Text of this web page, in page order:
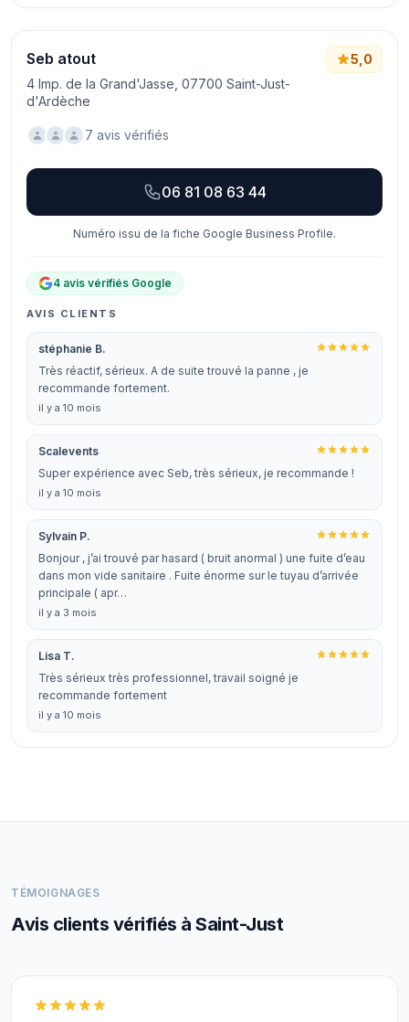
Seb atout
4 Imp. de la Grand'Jasse, 07700 Saint-Just-
d'Ardèche
5,0
7 avis vérifiés
06 81 08 63 44
Numéro issu de la fiche Google Business Profile.
4 avis vérifiés Google
AVIS CLIENTS
stéphanie B.
Très réactif, sérieux. A de suite trouvé la panne , je
recommande fortement.
il y a 10 mois
Scalevents
Super expérience avec Seb, très sérieux, je recommande !
il y a 10 mois
Sylvain P.
Bonjour , j’ai trouvé par hasard ( bruit anormal ) une fuite d’eau
dans mon vide sanitaire . Fuite énorme sur le tuyau d’arrivée
principale ( apr…
il y a 3 mois
Lisa T.
Très sérieux très professionnel, travail soigné je
recommande fortement
il y a 10 mois
TÉMOIGNAGES
Avis clients vérifiés à Saint-Just